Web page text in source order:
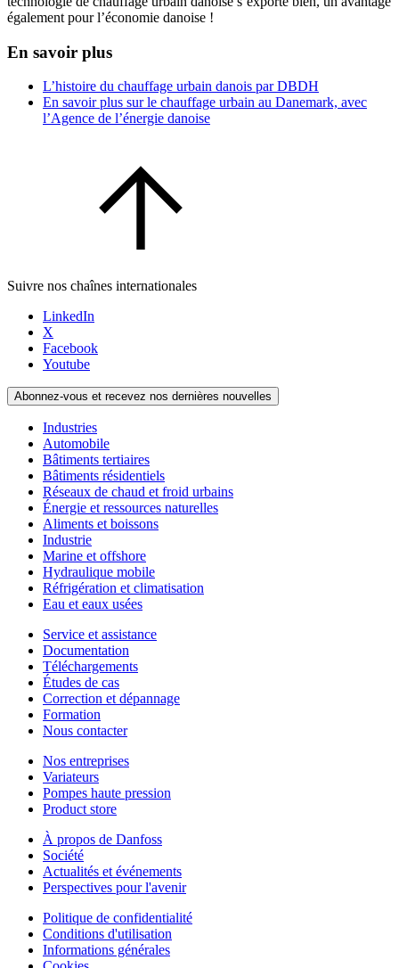
également pour l’économie danoise !
En savoir plus
L’histoire du chauffage urbain danois par DBDH
En savoir plus sur le chauffage urbain au Danemark, avec
l’Agence de l’énergie danoise
Suivre nos chaînes internationales
LinkedIn
X
Facebook
Youtube
Abonnez-vous et recevez nos dernières nouvelles
Industries
Automobile
Bâtiments tertiaires
Bâtiments résidentiels
Réseaux de chaud et froid urbains
Énergie et ressources naturelles
Aliments et boissons
Industrie
Marine et offshore
Hydraulique mobile
Réfrigération et climatisation
Eau et eaux usées
Service et assistance
Documentation
Téléchargements
Études de cas
Correction et dépannage
Formation
Nous contacter
Nos entreprises
Variateurs
Pompes haute pression
Product store
À propos de Danfoss
Société
Actualités et événements
Perspectives pour l'avenir
Politique de confidentialité
Conditions d'utilisation
Informations générales